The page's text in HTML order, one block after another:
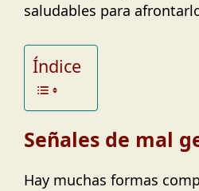
saludables para
Índice
Señales de mal
Hay muchas formas